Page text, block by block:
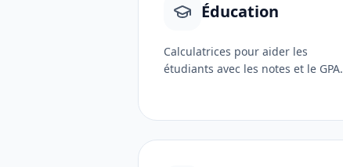
Éducation
Calculatrices pour aider les
étudiants avec les notes et le GPA.